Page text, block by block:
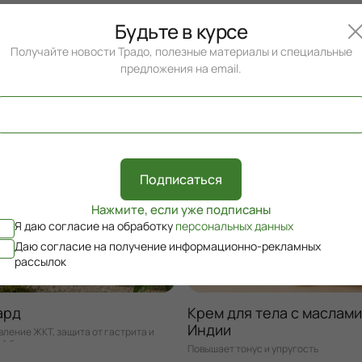
ЖКТ, защита от гастрита и
болезни
Крем для тела с
Индии
Повышает тонус и упругость
Будьте в курсе
Получайте новости Традо, полезные материалы и специальные
предложения на email.
Подписаться
Нажмите, если уже подписаны
Я даю согласие на обработку персональных данных
Даю согласие на получение информационно-рекламных
рассылок